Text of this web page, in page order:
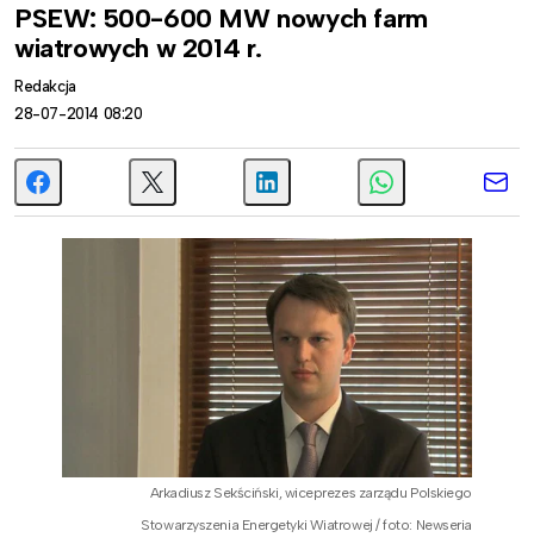
PSEW: 500-600 MW nowych farm
wiatrowych w 2014 r.
Redakcja
28-07-2014 08:20
Arkadiusz Sekściński, wiceprezes zarządu Polskiego
Stowarzyszenia Energetyki Wiatrowej / foto: Newseria